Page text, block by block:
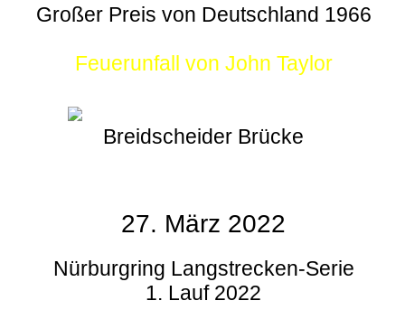
Großer Preis von Deutschland 1966
Feuerunfall von John Taylor
Breidscheider Brücke
27. März 2022
Nürburgring Langstrecken-Serie
1. Lauf 2022